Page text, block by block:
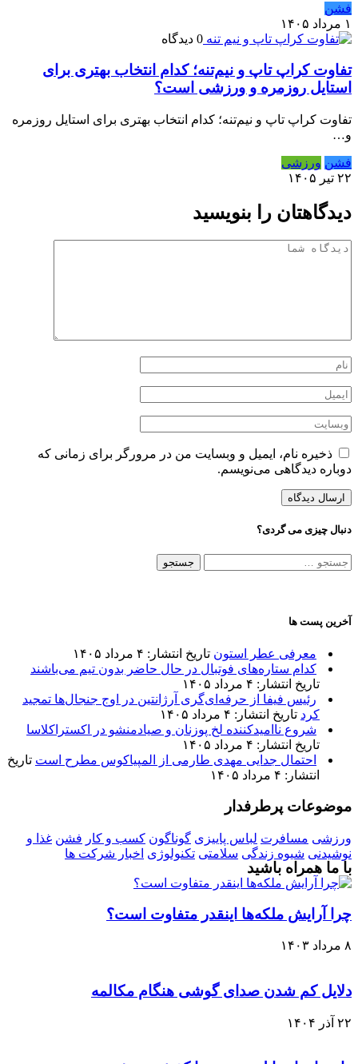
فشن
۱ مرداد ۱۴۰۵
0 دیدگاه
تفاوت کراپ تاپ و نیم‌تنه؛ کدام انتخاب بهتری برای
استایل روزمره و ورزشی است؟
تفاوت کراپ تاپ و نیم‌تنه؛ کدام انتخاب بهتری برای استایل روزمره
و…
فشن ورزشی
۲۲ تیر ۱۴۰۵
دیدگاهتان را بنویسید
ذخیره نام، ایمیل و وبسایت من در مرورگر برای زمانی که
دوباره دیدگاهی می‌نویسم.
دنبال چیزی می گردی؟
جستجو
آخرین پست ها
معرفی عطر استون تاریخ انتشار: ۴ مرداد ۱۴۰۵
کدام ستاره‌های فوتبال در حال حاضر بدون تیم می‌باشند
تاریخ انتشار: ۴ مرداد ۱۴۰۵
رئیس فیفا از حرفه‌ای‌گری آرژانتین در اوج جنجال‌ها تمجید
کرد تاریخ انتشار: ۴ مرداد ۱۴۰۵
شروع ناامیدکننده لخ پوزنان و صیادمنشو در اکستراکلاسا
تاریخ انتشار: ۴ مرداد ۱۴۰۵
احتمال جدایی مهدی طارمی از المپیاکوس مطرح است تاریخ
انتشار: ۴ مرداد ۱۴۰۵
موضوعات پرطرفدار
ورزشی مسافرت لباس پاییزی گوناگون کسب و کار فشن غذا و
نوشیدنی شیوه زندگی سلامتی تکنولوژی اخبار شرکت ها
با ما همراه باشید
چرا آرایش ملکه‌ها اینقدر متفاوت است؟
۸ مرداد ۱۴۰۳
دلایل کم شدن صدای گوشی هنگام مکالمه
۲۲ آذر ۱۴۰۴